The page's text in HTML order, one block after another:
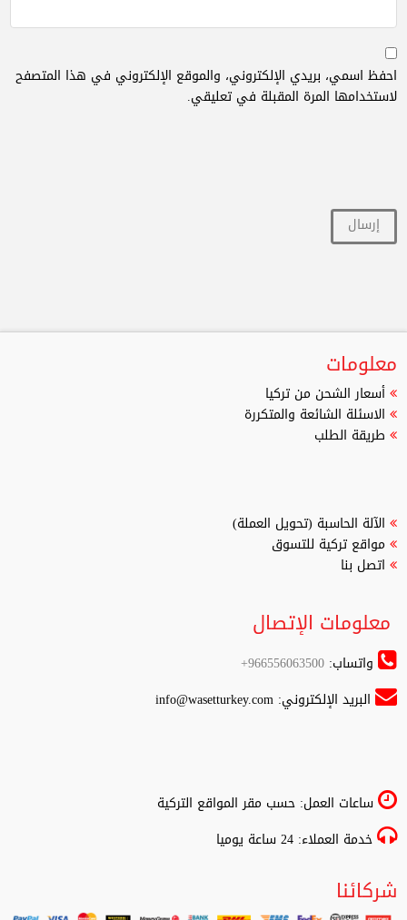
احفظ اسمي، بريدي الإلكتروني، والموقع الإلكتروني في هذا المتصفح
لاستخدامها المرة المقبلة في تعليقي.
معلومات
أسعار الشحن من تركيا
الاسئلة الشائعة والمتكررة
طريقة الطلب
الآلة الحاسبة (تحويل العملة)
مواقع تركية للتسوق
اتصل بنا
معلومات الإتصال
واتساب:966556063500+
البريد الإلكتروني:info@wasetturkey.com
ساعات العمل: حسب مقر المواقع التركية
خدمة العملاء: 24 ساعة يوميا
شركائنا